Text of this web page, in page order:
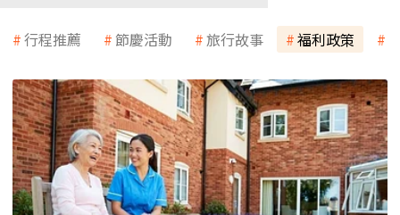
行程推薦 節慶活動 旅行故事 福利政策